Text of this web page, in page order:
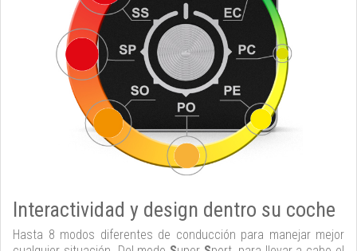
Interactividad y design dentro su coche
Hasta 8 modos diferentes de conducción para manejar mejor